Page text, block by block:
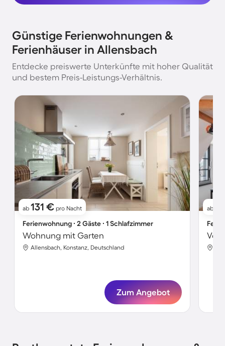
Günstige Ferienwohnungen &
Ferienhäuser in Allensbach
Entdecke preiswerte Unterkünfte mit hoher Qualität
und bestem Preis-Leistungs-Verhältnis.
ab 131 € pro Nacht
Ferienwohnung ∙ 2 Gäste ∙ 1 Schlafzimmer
Wohnung mit Garten
Allensbach, Konstanz, Deutschland
Zum Angebot
ab